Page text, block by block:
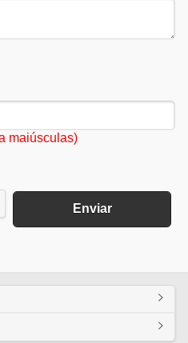
maiúsculas)
Enviar